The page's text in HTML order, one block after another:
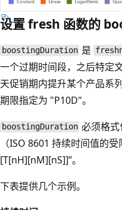
设置 fresh 函数的
boostingDuration 是
一个过期时间段，之后特定
天促销期内提升某个产品系
期限指定为 "P10D"。
boostingDuration 必须格
（ISO 8601 持续时间值的
[T[nH][nM][nS]]”。
下表提供几个示例。